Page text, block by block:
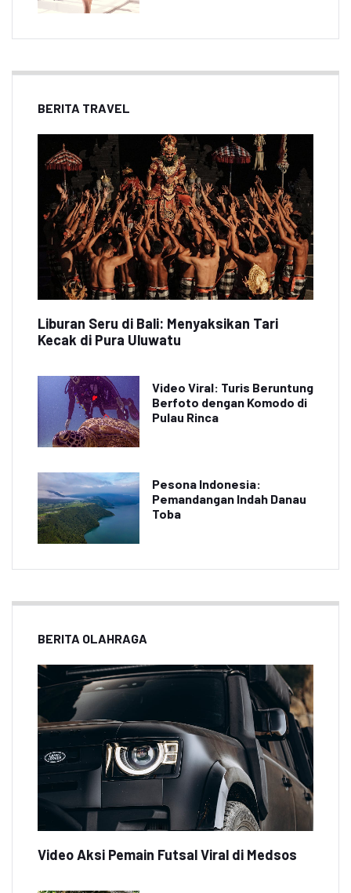
BERITA TRAVEL
Liburan Seru di Bali: Menyaksikan Tari
Kecak di Pura Uluwatu
Video Viral: Turis Beruntung
Berfoto dengan Komodo di
Pulau Rinca
Pesona Indonesia:
Pemandangan Indah Danau
Toba
BERITA OLAHRAGA
Video Aksi Pemain Futsal Viral di Medsos